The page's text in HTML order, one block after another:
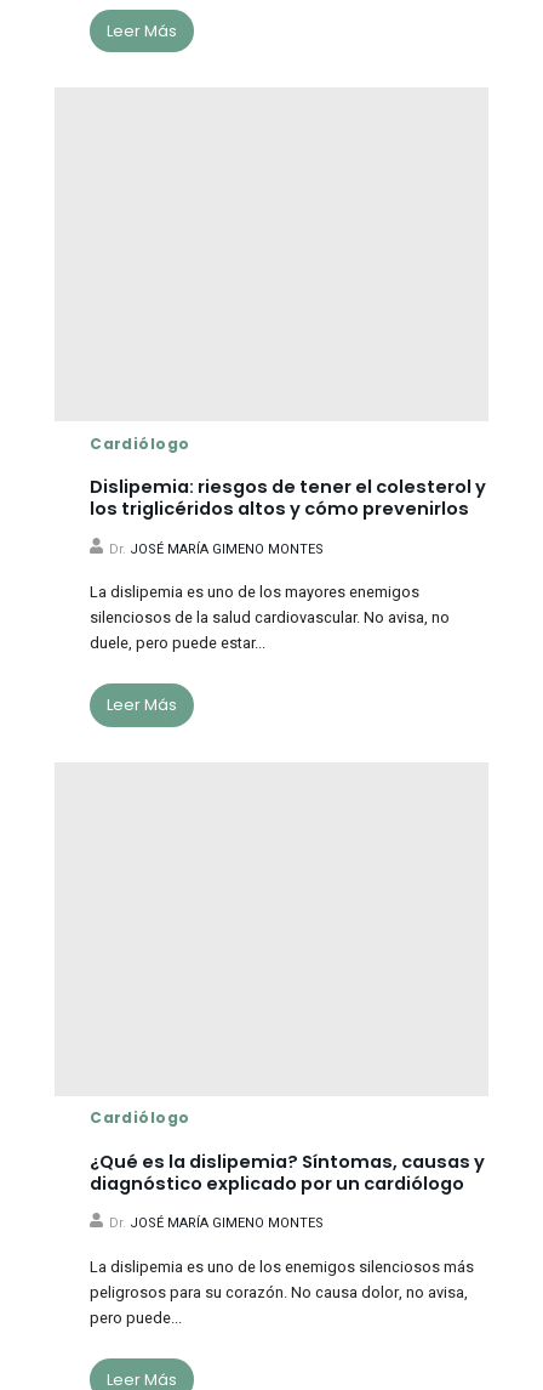
Leer Más
Cardiólogo
Dislipemia: riesgos de tener el colesterol y
los triglicéridos altos y cómo prevenirlos
Dr. JOSÉ MARÍA GIMENO MONTES
La dislipemia es uno de los mayores enemigos
silenciosos de la salud cardiovascular. No avisa, no
duele, pero puede estar...
Leer Más
Cardiólogo
¿Qué es la dislipemia? Síntomas, causas y
diagnóstico explicado por un cardiólogo
Dr. JOSÉ MARÍA GIMENO MONTES
La dislipemia es uno de los enemigos silenciosos más
peligrosos para su corazón. No causa dolor, no avisa,
pero puede...
Leer Más